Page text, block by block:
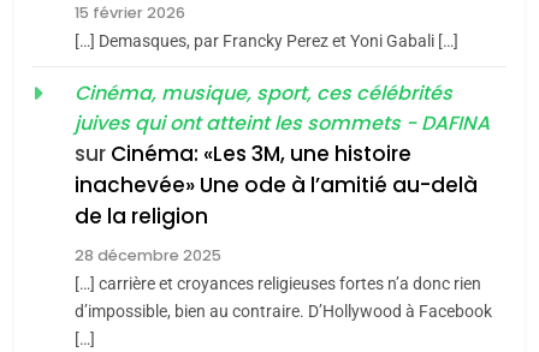
«Tu dis génocide, je dis
guerre»: La nouvelle
chanson de Boy George
ISRAÉL JUDAISME
15 février 2026
[…] Demasques, par Francky Perez et Yoni Gabali […]
Cinéma, musique, sport, ces célébrités
juives qui ont atteint les sommets - DAFINA
sur Cinéma: «Les 3M, une histoire
inachevée» Une ode à l’amitié au-delà
de la religion
28 décembre 2025
[…] carrière et croyances religieuses fortes n’a donc rien
d’impossible, bien au contraire. D’Hollywood à Facebook
[…]
meurtrière selon le rapport
l’antisémitisme
FIÈRE, DIGNE ET RÉSILIENTE :
POURQUOI JE REVENDIQUE
MA JUDAÏTE par Thérèse
Zrihen-Dvir
ISRAÉL
CE QUI NOUS MANQUE –